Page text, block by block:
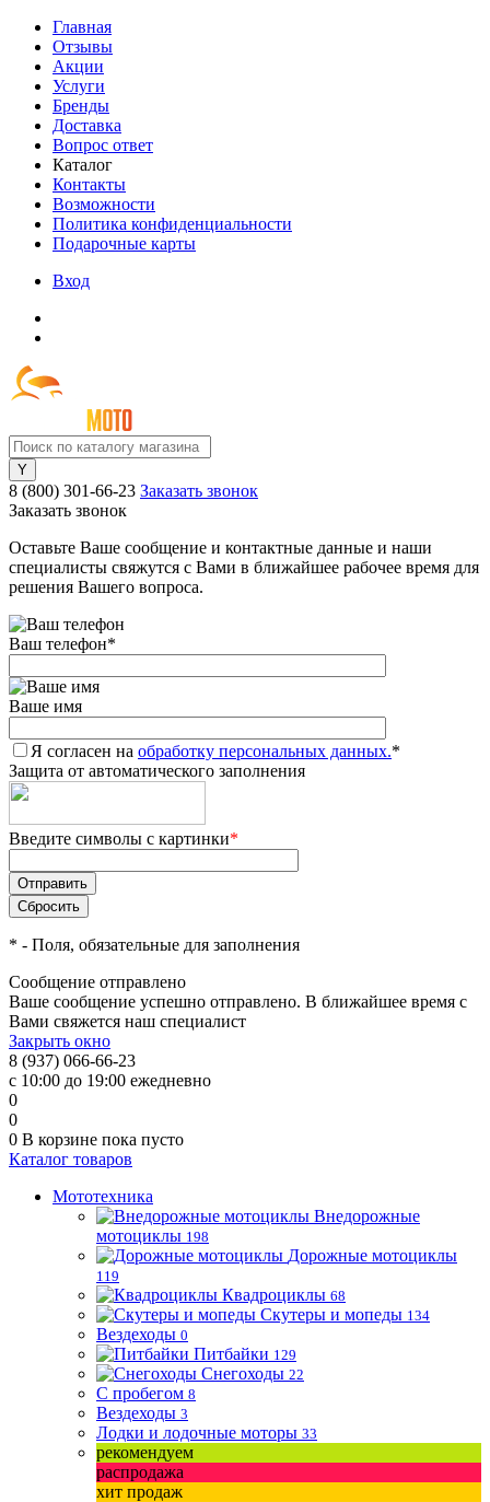
Главная
Отзывы
Акции
Услуги
Бренды
Доставка
Вопрос ответ
Каталог
Контакты
Возможности
Политика конфиденциальности
Подарочные карты
Вход
8 (800) 301-66-23 Заказать звонок
Заказать звонок
Оставьте Ваше сообщение и контактные данные и наши
специалисты свяжутся с Вами в ближайшее рабочее время для
решения Вашего вопроса.
Ваш телефон*
Ваше имя
Я согласен на обработку персональных данных.*
Защита от автоматического заполнения
Введите символы с картинки*
* - Поля, обязательные для заполнения
Сообщение отправлено
Ваше сообщение успешно отправлено. В ближайшее время с
Вами свяжется наш специалист
Закрыть окно
8 (937) 066-66-23
с 10:00 до 19:00 ежедневно
0
0
0 В корзине пока пусто
Каталог товаров
Мототехника
Внедорожные
мотоциклы 198
Дорожные мотоциклы
119
Квадроциклы 68
Скутеры и мопеды 134
Вездеходы 0
Питбайки 129
Снегоходы 22
С пробегом 8
Вездеходы 3
Лодки и лодочные моторы 33
рекомендуем
распродажа
хит продаж